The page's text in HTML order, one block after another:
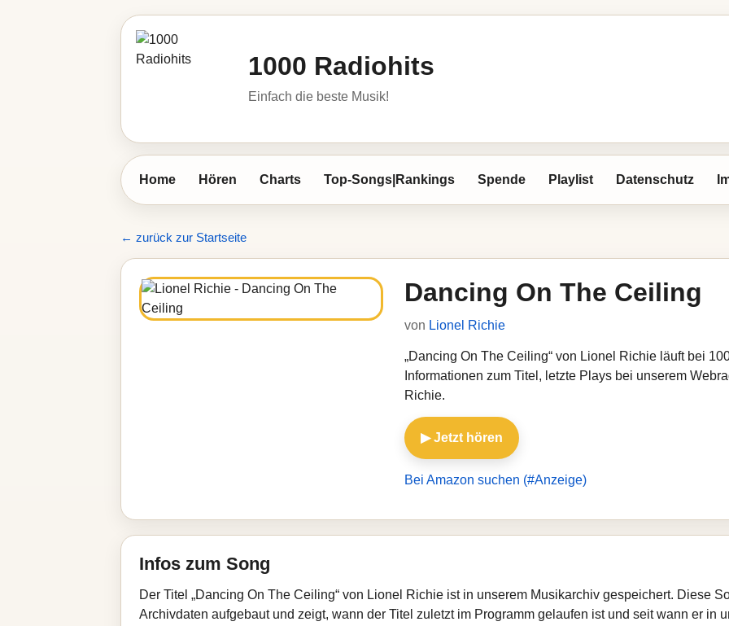
1000 Radiohits
Einfach die beste Musik!
Home Hören Charts Top-Songs|Rankings Spende Playlist Datenschutz
← zurück zur Startseite
Dancing On The Ceiling
von Lionel Richie
„Dancing On The Ceiling“ von Lionel Richie läuft bei
Informationen zum Titel, letzte Plays bei unserem
Richie.
▶ Jetzt hören
Bei Amazon suchen (#Anzeige)
Infos zum Song
Der Titel „Dancing On The Ceiling“ von Lionel Richie ist in unserem Musikarchiv gespeichert. Diese
Archivdaten aufgebaut und zeigt, wann der Titel zuletzt im Programm gelaufen ist und seit wann er in